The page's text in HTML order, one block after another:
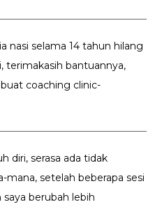
nasi selama 14 tahun hilang
terimakasih bantuannya,
coaching clinic-
diri, serasa ada tidak
mana, setelah beberapa sesi
saya berubah lebih